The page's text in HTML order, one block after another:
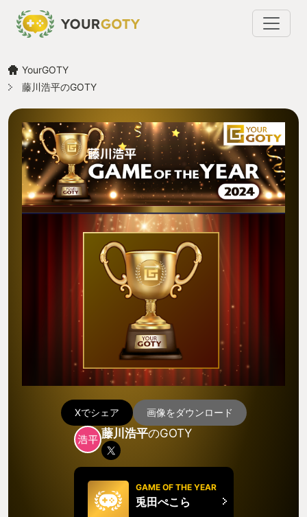
YourGOTY
藤川浩平のGOTY
Xでシェア 画像をダウンロード
藤川浩平のGOTY
GAME OF THE YEAR
兎田ぺこら